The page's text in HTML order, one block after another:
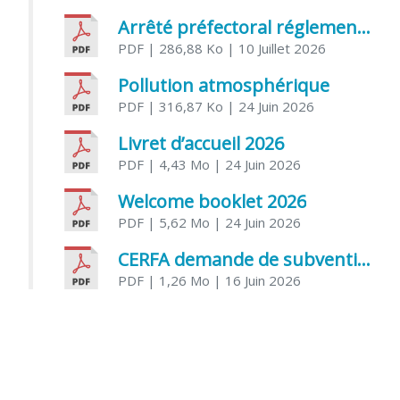
Arrêté préfectoral réglementant l’usage de l’eau
PDF | 286,88 Ko | 10 Juillet 2026
Pollution atmosphérique
PDF | 316,87 Ko | 24 Juin 2026
Livret d’accueil 2026
PDF | 4,43 Mo | 24 Juin 2026
Welcome booklet 2026
PDF | 5,62 Mo | 24 Juin 2026
CERFA demande de subvention association
PDF | 1,26 Mo | 16 Juin 2026